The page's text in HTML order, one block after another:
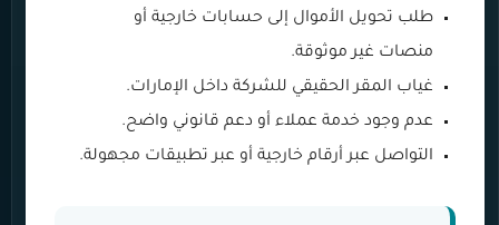
طلب تحويل الأموال إلى حسابات خارجية أو
منصات غير موثوقة.
غياب المقر الحقيقي للشركة داخل الإمارات.
عدم وجود خدمة عملاء أو دعم قانوني واضح.
التواصل عبر أرقام خارجية أو عبر تطبيقات مجهولة.